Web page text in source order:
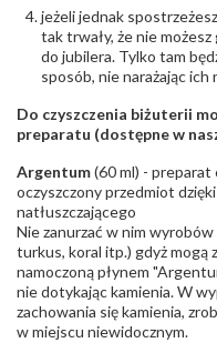
jeżeli jednak
tak trwały, że nie
do jubilera. Tylko tam
sposób, nie narażając ich
Do czyszczenia biżuterii
preparatu (dostępne w
Argentum(60 ml) - preparat
oczyszczony przedmiot
natłuszczającego
Nie zanurzać w nim wyrobów
turkus, koral itp.) gdyż mogą
namoczoną płynem
nie dotykając kamienia. W
zachowania się kamienia,
w miejscu niewidocznym.